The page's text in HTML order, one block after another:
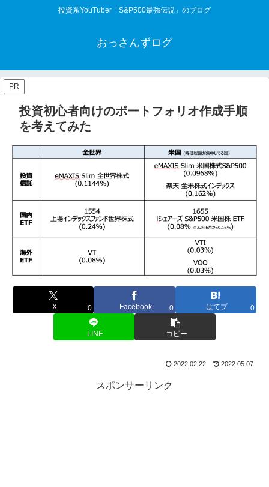
投資系YouTuber「S&P500最強伝説」のブログ
おっさんずログ
PR
投資初心者向けのポートフォリオ作成手順
を考えてみた
X 0 Facebook 0 はてブ 0
LINE コピー
2022.02.22 2022.05.07
スポンサーリンク